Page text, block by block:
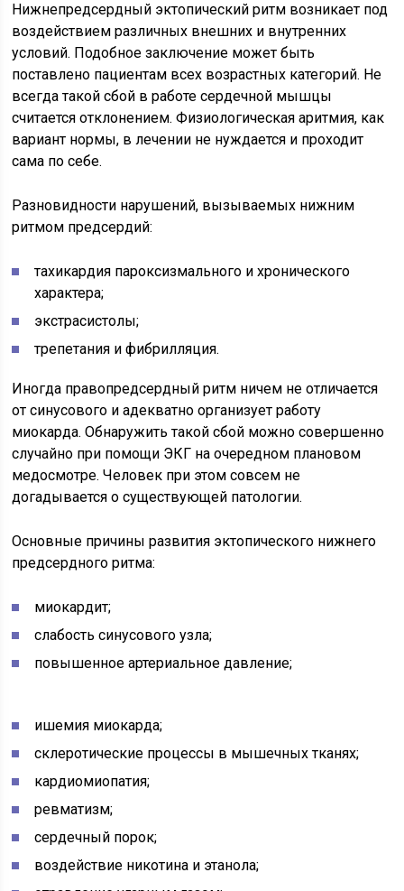
Нижнепредсердный эктопический ритм возникает под
воздействием различных внешних и внутренних
условий. Подобное заключение может быть
поставлено пациентам всех возрастных категорий. Не
всегда такой сбой в работе сердечной мышцы
считается отклонением. Физиологическая аритмия, как
вариант нормы, в лечении не нуждается и проходит
сама по себе.
Разновидности нарушений, вызываемых нижним
ритмом предсердий:
тахикардия пароксизмального и хронического
характера;
экстрасистолы;
трепетания и фибрилляция.
Иногда правопредсердный ритм ничем не отличается
от синусового и адекватно организует работу
миокарда. Обнаружить такой сбой можно совершенно
случайно при помощи ЭКГ на очередном плановом
медосмотре. Человек при этом совсем не
догадывается о существующей патологии.
Основные причины развития эктопического нижнего
предсердного ритма:
миокардит;
слабость синусового узла;
повышенное артериальное давление;
ишемия миокарда;
склеротические процессы в мышечных тканях;
кардиомиопатия;
ревматизм;
сердечный порок;
воздействие никотина и этанола;